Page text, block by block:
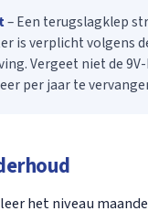
– Een terugslagklep
is verplicht volgens
Vergeet niet de
per jaar te
het niveau